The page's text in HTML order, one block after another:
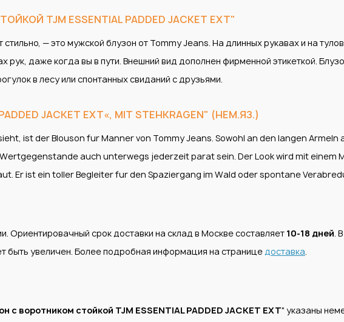
TJM ESSENTIAL PADDED JACKET EXT"
— это мужской блузон от Tommy Jeans. На длинных рукавах и на
даже когда вы в пути. Внешний вид дополнен фирменной этикеткой.
в лесу или спонтанных свиданий с друзьями.
JACKET EXT«, MIT STEHKRAGEN" (НЕМ.ЯЗ.)
ist der Blouson fur Manner von Tommy Jeans. Sowohl an den langen
auch unterwegs jederzeit parat sein. Der Look wird mit einem
Er ist ein toller Begleiter fur den Spaziergang im Wald oder spontane
Ориентировачный срок доставки на склад в Москве составляет 10-18 дней.
быть увеличен. Более подробная информация на страницедоставка.
с воротником стойкой TJM ESSENTIAL PADDED JACKET EXT" указаны